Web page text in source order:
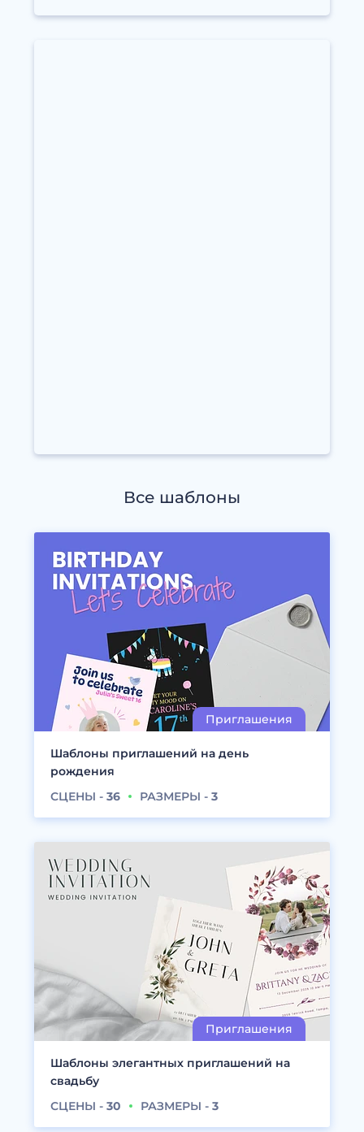
Все шаблоны
Шаблоны приглашений на день
рождения
СЦЕНЫ - 36 РАЗМЕРЫ - 3
Шаблоны элегантных приглашений на
свадьбу
СЦЕНЫ - 30 РАЗМЕРЫ - 3